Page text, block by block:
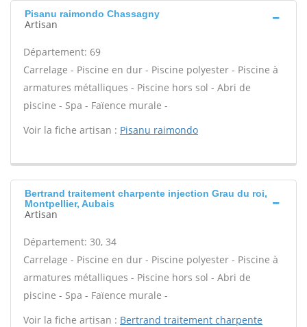
Pisanu raimondo Chassagny
Artisan
Département: 69
Carrelage - Piscine en dur - Piscine polyester - Piscine à
armatures métalliques - Piscine hors sol - Abri de
piscine - Spa - Faïence murale -
Voir la fiche artisan : Pisanu raimondo
Bertrand traitement charpente injection Grau du roi,
Montpellier, Aubais
Artisan
Département: 30, 34
Carrelage - Piscine en dur - Piscine polyester - Piscine à
armatures métalliques - Piscine hors sol - Abri de
piscine - Spa - Faïence murale -
Voir la fiche artisan : Bertrand traitement charpente